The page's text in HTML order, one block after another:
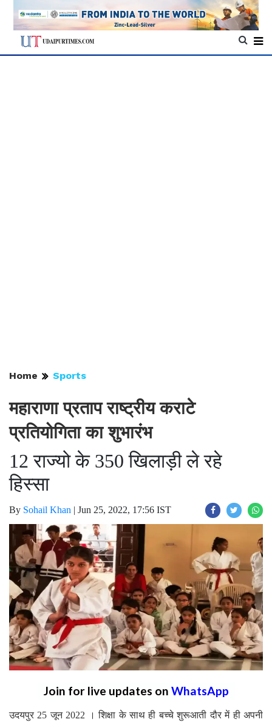
Home Sports
महाराणा प्रताप राष्ट्रीय कराटे
प्रतियोगिता का शुभारंभ
12 राज्यो के 350 खिलाड़ी ले रहे
हिस्सा
By Sohail Khan | Jun 25, 2022, 17:56 IST
Join for live updates on WhatsApp
उदयपुर 25 जून 2022 । शिक्षा के साथ ही बच्चे शुरूआती दौर में ही अपनी